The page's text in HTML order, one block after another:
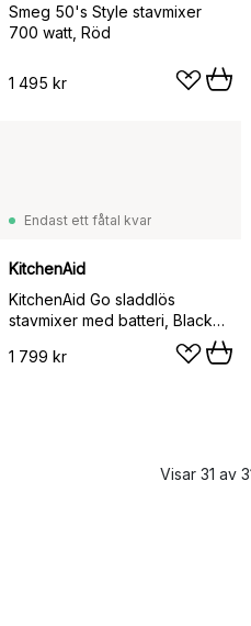
Smeg 50's Style stavmixer
700 watt, Röd
1 495 kr
Endast ett fåtal kvar
KitchenAid
KitchenAid Go sladdlös
stavmixer med batteri, Black
1 799 kr
Visar 31 av